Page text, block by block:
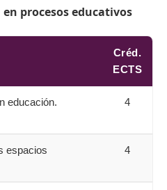
procesos educativos
Créd.
ECTS
educación.
4
espacios
4